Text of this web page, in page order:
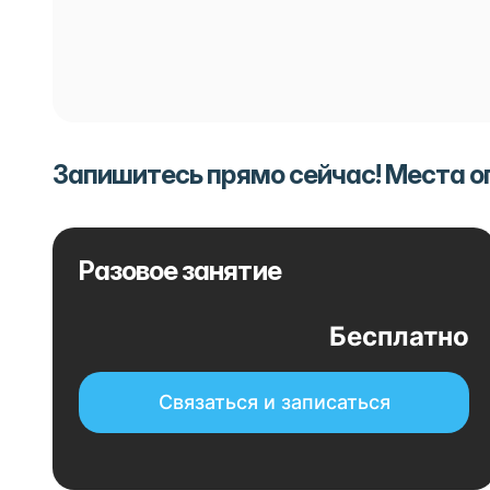
Запишитесь прямо сейчас! Места
Разовое занятие
Бесплатно
Связаться и записаться